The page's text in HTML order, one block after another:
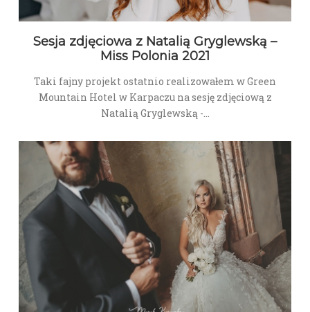
Sesja zdjęciowa z Natalią Gryglewską –
Miss Polonia 2021
Taki fajny projekt ostatnio realizowałem w Green
Mountain Hotel w Karpaczu na sesję zdjęciową z
Natalią Gryglewską -…